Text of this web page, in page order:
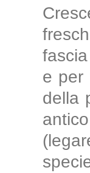
e per
della